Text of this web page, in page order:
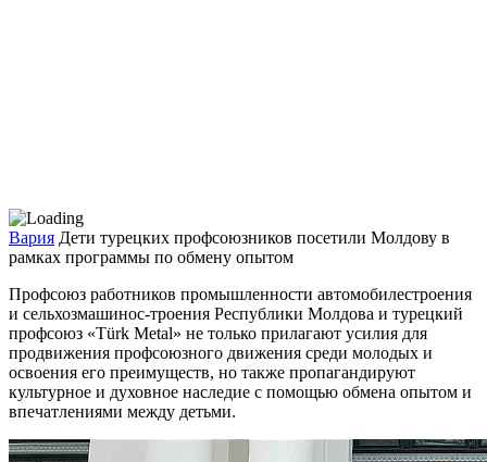
Вария Дети турецких профсоюзников посетили Молдову в
рамках программы по обмену опытом
Профсоюз работников про­мышленности автомобилес­троения
и сельхозмашинос-троения Республики Молдова и турецкий
профсоюз «Türk Metal» не только прилага­ют усилия для
продвижения профсоюзного движения сре­ди молодых и
освоения его преимуществ, но также про­пагандируют
культурное и ду­ховное наследие с помощью обмена опытом и
впечатлени­ями между детьми.